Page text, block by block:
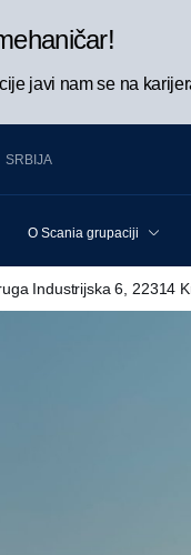
javi nam se na
SRBIJA
O Scania grupaciji
Industrijska 6, 22314